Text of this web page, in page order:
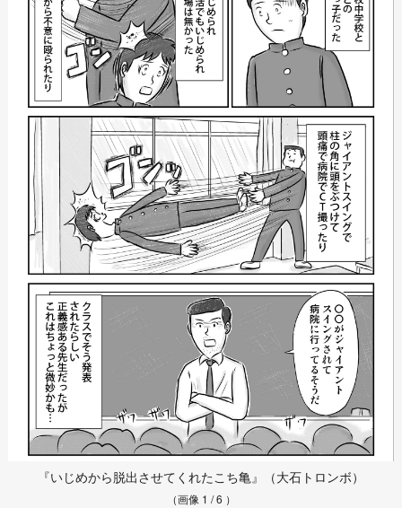
『いじめから脱出させてくれたこち亀』（大石トロンボ）
（画像 1 / 6 ）